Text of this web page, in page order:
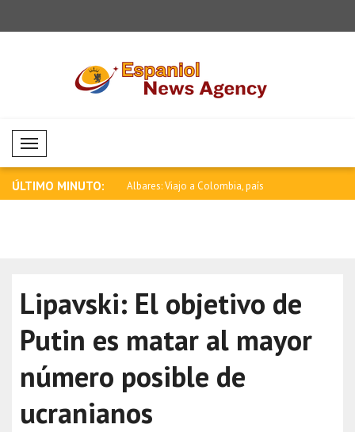
Mobil Menü
ÚLTIMO MINUTO:
debe poner fin a los Albares: Viajo a Colombia, país
Lipavski: El objetivo de
Putin es matar al mayor
número posible de
ucranianos